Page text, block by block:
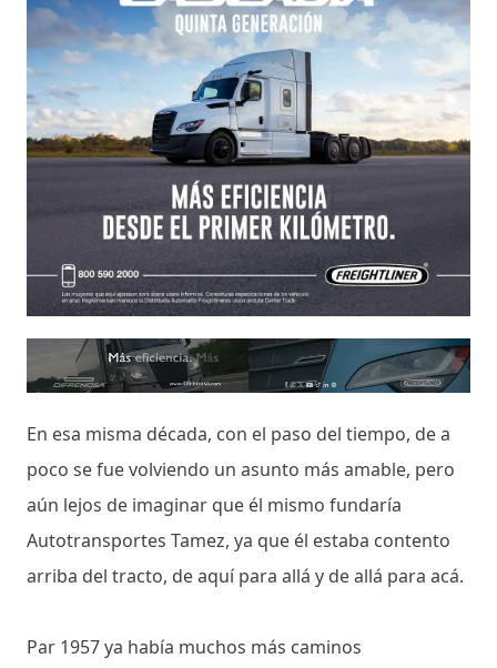
En esa misma década, con el paso del tiempo, de a
poco se fue volviendo un asunto más amable, pero
aún lejos de imaginar que él mismo fundaría
Autotransportes Tamez, ya que él estaba contento
arriba del tracto, de aquí para allá y de allá para acá.
Par 1957 ya había muchos más caminos